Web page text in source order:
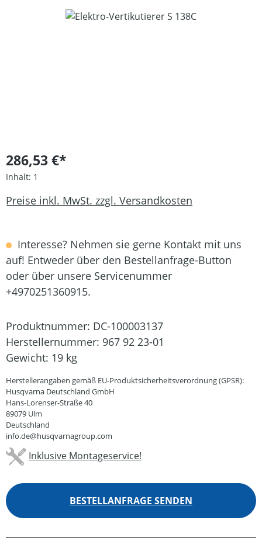
Bildergalerie überspringen
286,53 €*
Inhalt: 1
Preise inkl. MwSt. zzgl. Versandkosten
Interesse? Nehmen sie gerne Kontakt mit uns
auf! Entweder über den Bestellanfrage-Button
oder über unsere Servicenummer
+4970251360915.
Produktnummer: DC-100003137
Herstellernummer: 967 92 23-01
Gewicht: 19 kg
Herstellerangaben gemäß EU-Produktsicherheitsverordnung (GPSR):
Husqvarna Deutschland GmbH
Hans-Lorenser-Straße 40
89079 Ulm
Deutschland
info.de@husqvarnagroup.com
Inklusive Montageservice!
BESTELLANFRAGE SENDEN